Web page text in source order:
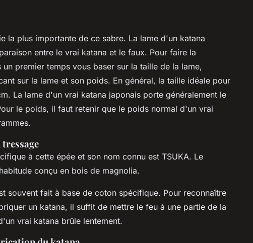
la plus importante de ce sabre. La lame d'un katana
entre le vrai katana et le faux. Pour faire la
premier temps vous baser sur la taille de la lame,
sur la lame et son poids. En général, la taille idéale pour
La lame d'un vrai katana japonais porte généralement le
le poids, il faut retenir que le poids normal d'un vrai
à cette épée et son nom connu est TSUKA. Le
conçu en bois de magnolia.
souvent fait à base de coton spécifique. Pour reconnaître
un katana, il suffit de mettre le feu à une partie de la
vrai katana brûle lentement.